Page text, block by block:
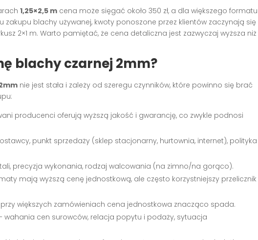
1,25×2,5 m cena może sięgać około 350 zł, a dla większego formatu
zakupu blachy używanej, kwoty ponoszone przez klientów zaczynają się
2×1 m. Warto pamiętać, że cena detaliczna jest zazwyczaj wyższa niż
blachy czarnej 2mm?
nie jest stała i zależy od szeregu czynników, które powinno się brać
producenci oferują wyższą jakość i gwarancję, co zwykle podnosi
punkt sprzedaży (sklep stacjonarny, hurtownia, internet), polityka
precyzja wykonania, rodzaj walcowania (na zimno/na gorąco).
mają wyższą cenę jednostkową, ale często korzystniejszy przelicznik
większych zamówieniach cena jednostkowa znacząco spada.
wahania cen surowców, relacja popytu i podaży, sytuacja